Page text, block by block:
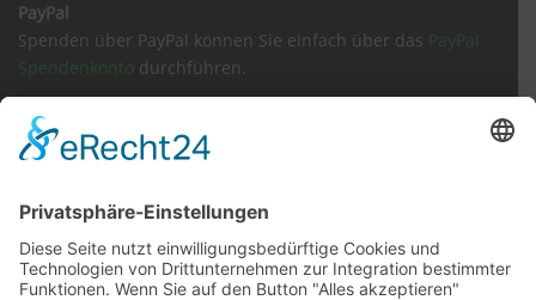
PayPal
Spenden über PayPal können Sie einfach über das PayPal
Spendenkonto durchführen.
Sachspenden
Amazon Wunschliste